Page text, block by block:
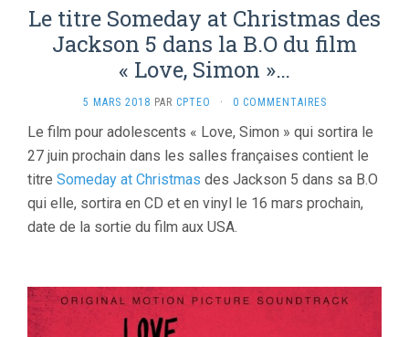
Le titre Someday at Christmas des
Jackson 5 dans la B.O du film
« Love, Simon »…
5 MARS 2018 PAR CPTEO · 0 COMMENTAIRES
Le film pour adolescents « Love, Simon » qui sortira le
27 juin prochain dans les salles françaises contient le
titre Someday at Christmas des Jackson 5 dans sa B.O
qui elle, sortira en CD et en vinyl le 16 mars prochain,
date de la sortie du film aux USA.